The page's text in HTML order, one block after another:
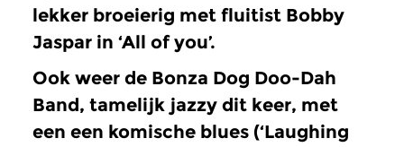
lekker broeierig met fluitist Bobby
Jaspar in ‘All of you’.
Ook weer de Bonza Dog Doo-Dah
Band, tamelijk jazzy dit keer, met
een een komische blues (‘Laughing